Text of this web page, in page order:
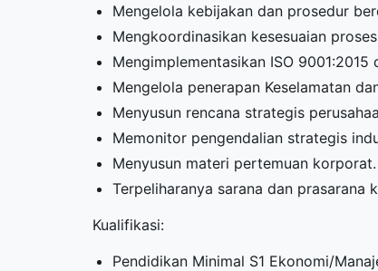
Mengelola kebijakan dan prosedur
Mengkoordinasikan kesesuaian
Mengimplementasikan ISO 9001:2015
Mengelola penerapan Keselamatan
Menyusun rencana strategis
Memonitor pengendalian strategis
Menyusun materi pertemuan korporat.
Terpeliharanya sarana dan prasarana
Kualifikasi:
Pendidikan Minimal S1 Ekonomi/